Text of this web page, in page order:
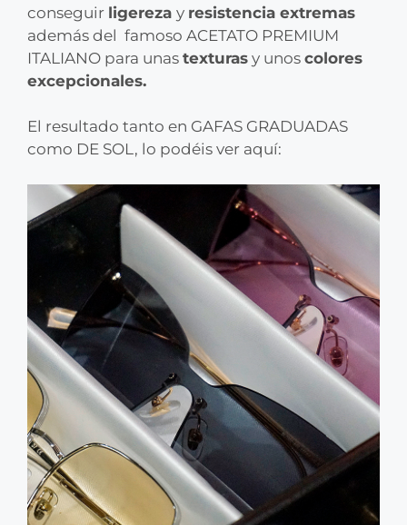
conseguir ligereza y resistencia extremas
además del famoso ACETATO PREMIUM
ITALIANO para unas texturas y unos colores
excepcionales.
El resultado tanto en GAFAS GRADUADAS
como DE SOL, lo podéis ver aquí: